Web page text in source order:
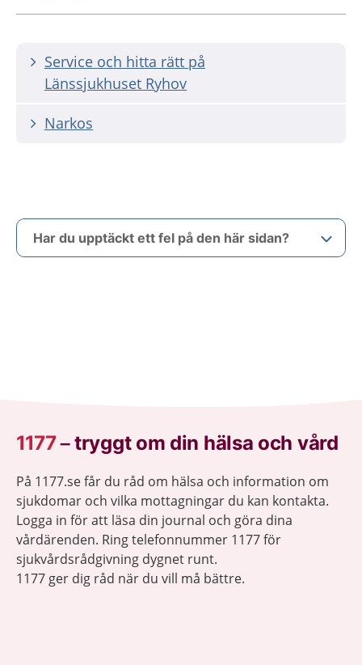
Service och hitta rätt på
Länssjukhuset Ryhov
Narkos
Har du upptäckt ett fel på den här sidan?
1177–tryggt om din hälsa och vård
På 1177.se får du råd om hälsa och information om
sjukdomar och vilka mottagningar du kan kontakta.
Logga in för att läsa din journal och göra dina
vårdärenden. Ring telefonnummer 1177 för
sjukvårdsrådgivning dygnet runt.
1177 ger dig råd när du vill må bättre.